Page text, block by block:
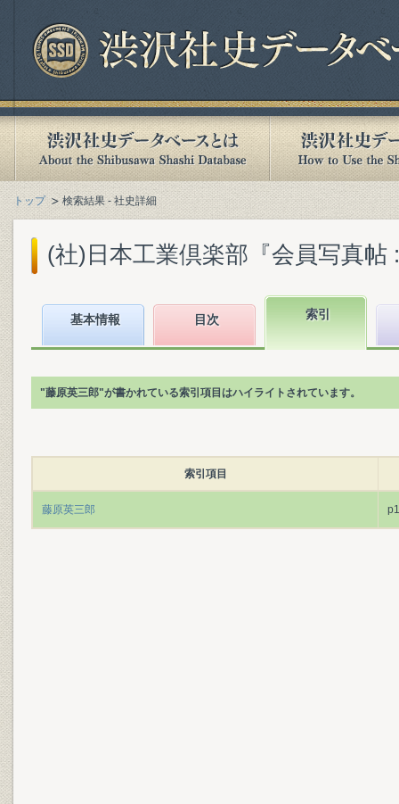
トップ 検索結果 - 社史詳細
(社)日本工業倶楽部『会員写真帖
基本情報 目次 索引
"藤原英三郎"が書かれている索引項目はハイライトされています。
索引項目
藤原英三郎